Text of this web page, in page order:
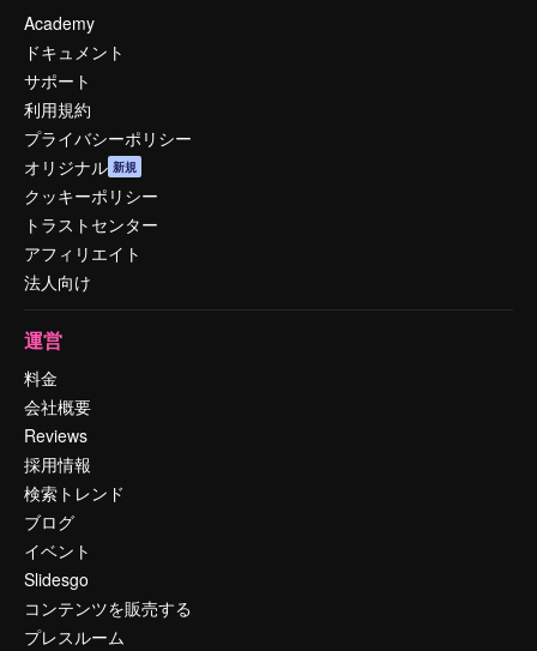
Academy
ドキュメント
サポート
利用規約
プライバシーポリシー
オリジナル 新規
クッキーポリシー
トラストセンター
アフィリエイト
法人向け
運営
料金
会社概要
Reviews
採用情報
検索トレンド
ブログ
イベント
Slidesgo
コンテンツを販売する
プレスルーム